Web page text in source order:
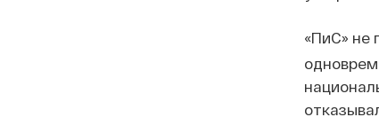
«ПиС» не